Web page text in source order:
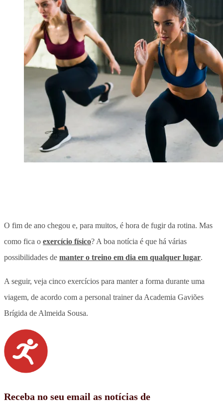
O fim de ano chegou e, para muitos, é hora de fugir da rotina. Mas
como fica o exercício físico? A boa notícia é que há várias
possibilidades de manter o treino em dia em qualquer lugar.
A seguir, veja cinco exercícios para manter a forma durante uma
viagem, de acordo com a personal trainer da Academia Gaviões
Brígida de Almeida Sousa.
Receba no seu email as notícias de